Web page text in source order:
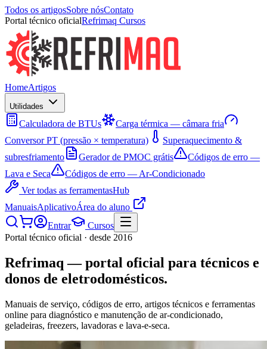
Todos os artigosSobre nósContato
Portal técnico oficialRefrimaq Cursos
HomeArtigos
Utilidades
Calculadora de BTUs
Carga térmica — câmara fria
Conversor PT (pressão × temperatura)
Superaquecimento &
subresfriamento
Gerador de PMOC grátis
Códigos de erro —
Lava e Seca
Códigos de erro — Ar-Condicionado
Ver todas as ferramentasHub
ManuaisAplicativoÁrea do aluno
Entrar
Cursos
Portal técnico oficial · desde 2016
Refrimaq — portal oficial para técnicos e
donos de eletrodomésticos.
Manuais de serviço, códigos de erro, artigos técnicos e ferramentas
online para diagnóstico e manutenção de ar-condicionado,
geladeiras, freezers, lavadoras e lava-e-seca.